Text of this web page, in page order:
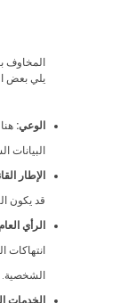
المخاوف
يلي بعض
الوعي:
البيانات
الإطار
قد يكون
الرأي
انتهاكات
الشخصية.
الخدمات